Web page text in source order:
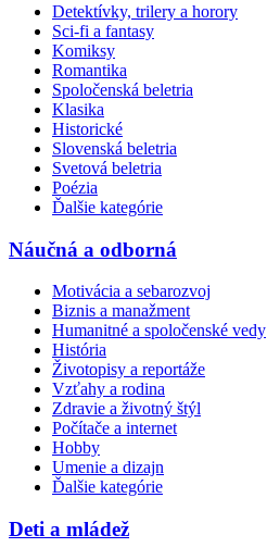
Detektívky, trilery a horory
Sci-fi a fantasy
Komiksy
Romantika
Spoločenská beletria
Klasika
Historické
Slovenská beletria
Svetová beletria
Poézia
Ďalšie kategórie
Náučná a odborná
Motivácia a sebarozvoj
Biznis a manažment
Humanitné a spoločenské vedy
História
Životopisy a reportáže
Vzťahy a rodina
Zdravie a životný štýl
Počítače a internet
Hobby
Umenie a dizajn
Ďalšie kategórie
Deti a mládež